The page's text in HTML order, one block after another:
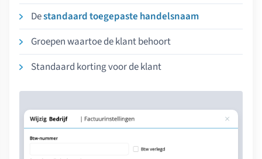
Destandaard toegepaste handelsnaam
Groepen waartoe de klant behoort
Standaard korting voor de klant